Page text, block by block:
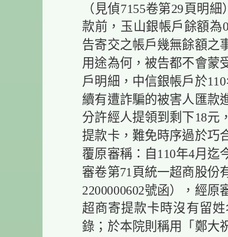
（見偵7155卷第29頁明
款前，玉山銀帳戶餘額為
告寄交之帳戶幾無餘額之
用途為何，被告都不會蒙
戶明細，中信銀帳戶於
續有遭詐騙的被害人匯款
分許經人提領到剩下18元
提款卡，難免時序過於巧
覆原審稱：自110年4月迄
審卷第71頁統一超商股份
2200000602號函），經
超商寄提款卡時沒有留
錄；於本院則稱用「鄭大